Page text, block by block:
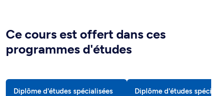
Ce cours est offert dans ces
programmes d'études
Diplôme d'études spécialisées Diplôme d'études